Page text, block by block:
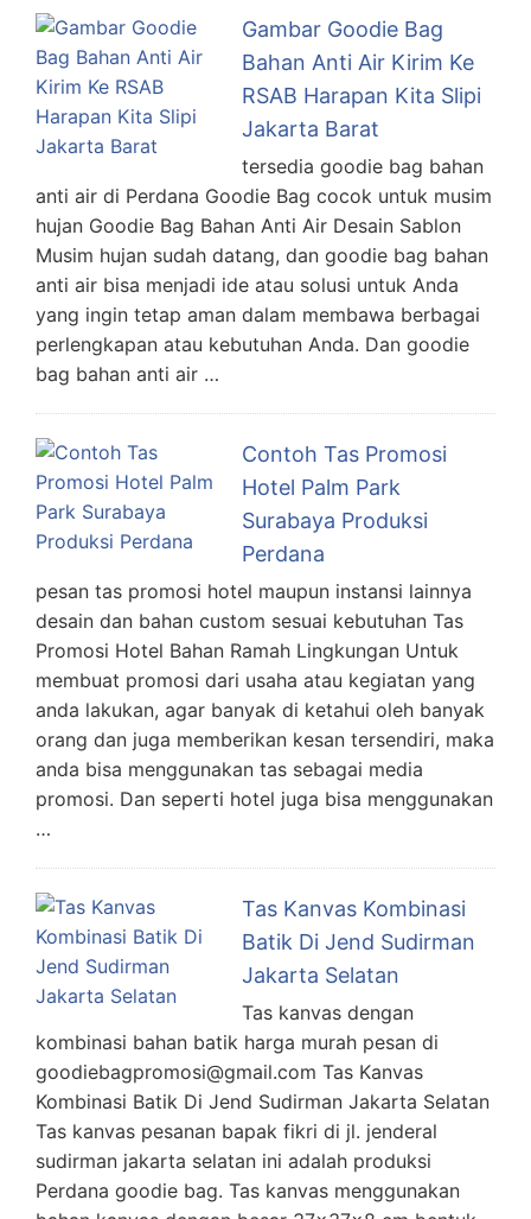
Gambar Goodie Bag
Bahan Anti Air Kirim Ke
RSAB Harapan Kita Slipi
Jakarta Barat
tersedia goodie bag bahan
anti air di Perdana Goodie Bag cocok untuk musim
hujan Goodie Bag Bahan Anti Air Desain Sablon
Musim hujan sudah datang, dan goodie bag bahan
anti air bisa menjadi ide atau solusi untuk Anda
yang ingin tetap aman dalam membawa berbagai
perlengkapan atau kebutuhan Anda. Dan goodie
bag bahan anti air …
Contoh Tas Promosi
Hotel Palm Park
Surabaya Produksi
Perdana
pesan tas promosi hotel maupun instansi lainnya
desain dan bahan custom sesuai kebutuhan Tas
Promosi Hotel Bahan Ramah Lingkungan Untuk
membuat promosi dari usaha atau kegiatan yang
anda lakukan, agar banyak di ketahui oleh banyak
orang dan juga memberikan kesan tersendiri, maka
anda bisa menggunakan tas sebagai media
promosi. Dan seperti hotel juga bisa menggunakan
…
Tas Kanvas Kombinasi
Batik Di Jend Sudirman
Jakarta Selatan
Tas kanvas dengan
kombinasi bahan batik harga murah pesan di
goodiebagpromosi@gmail.com Tas Kanvas
Kombinasi Batik Di Jend Sudirman Jakarta Selatan
Tas kanvas pesanan bapak fikri di jl. jenderal
sudirman jakarta selatan ini adalah produksi
Perdana goodie bag. Tas kanvas menggunakan